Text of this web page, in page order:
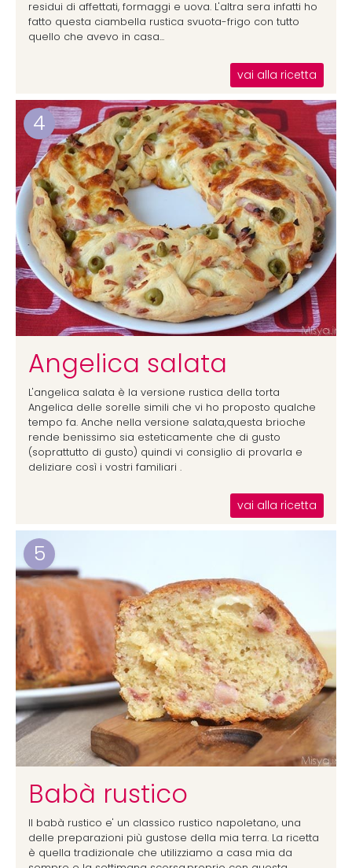
residui di affettati, formaggi e uova. L'altra sera infatti ho
fatto questa ciambella rustica svuota-frigo con tutto
quello che avevo in casa...
vai alla ricetta
4
Angelica salata
L'angelica salata è la versione rustica della torta
Angelica delle sorelle simili che vi ho proposto qualche
tempo fa. Anche nella versione salata,questa brioche
rende benissimo sia esteticamente che di gusto
(soprattutto di gusto) quindi vi consiglio di provarla e
deliziare così i vostri familiari .
vai alla ricetta
5
Babà rustico
Il babà rustico e' un classico rustico napoletano, una
delle preparazioni più gustose della mia terra. La ricetta
è quella tradizionale che utilizziamo a casa mia da